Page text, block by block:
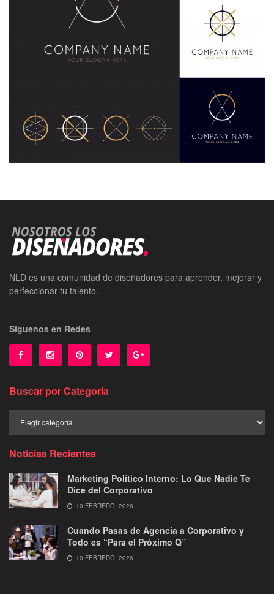
NLD es una comunidad de diseñadores para aprender, mejorar y
perfeccionar tu talento.
Síguenos en Redes
Buscar por Categoría
por
Noticias Recientes
Marketing Político Interno: Lo Que Nadie Te
Dice del Corporativo
10 FEBRERO, 2026
Cuando Pasas de Agencia a Corporativo y
Todo es “Para el Próximo Q”
10 FEBRERO, 2026